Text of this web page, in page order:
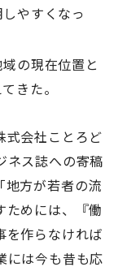
やすくなっ
の現在位置と
きた。
式会社ことろど
ネス誌への寄稿
地方が若者の流
ためには、『働
を作らなければ
には今も昔も応